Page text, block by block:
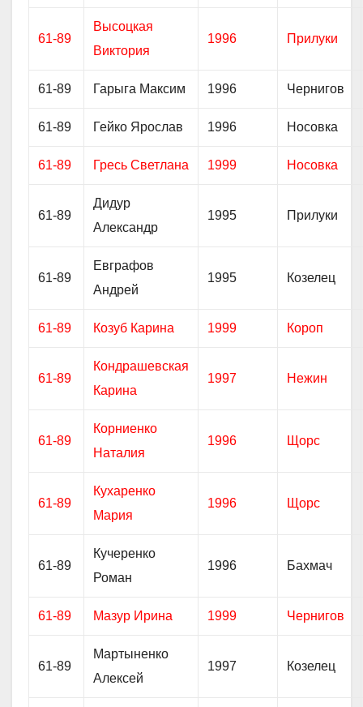
61-89
Высоцкая
Виктория
1996 Прилуки
61-89 Гарыга Максим 1996 Чернигов
61-89 Гейко Ярослав 1996 Носовка
61-89 Гресь Светлана 1999 Носовка
61-89
Дидур
Александр
1995 Прилуки
61-89
Евграфов
Андрей
1995 Козелец
61-89 Козуб Карина 1999 Короп
61-89
Кондрашевская
Карина
1997 Нежин
61-89
Корниенко
Наталия
1996 Щорс
61-89
Кухаренко
Мария
1996 Щорс
61-89
Кучеренко
Роман
1996 Бахмач
61-89 Мазур Ирина 1999 Чернигов
61-89
Мартыненко
Алексей
1997 Козелец